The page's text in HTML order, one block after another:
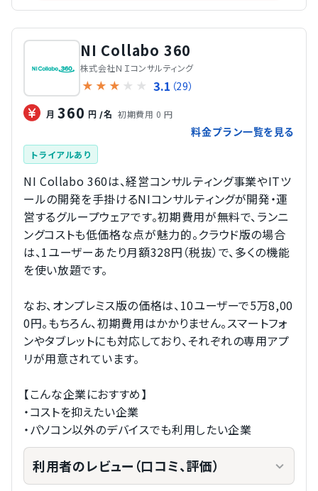
NI Collabo 360
株式会社ＮＩコンサルティング
★ ★ ★ ★ ★ 3.1 （29）
月 360 円 /名
初期費用 0 円
料金プラン一覧を見る
トライアルあり
NI Collabo 360は、経営コンサルティング事業やITツ
ールの開発を手掛けるNIコンサルティングが開発・運
営するグループウェアです。初期費用が無料で、ランニ
ングコストも低価格な点が魅力的。クラウド版の場合
は、1ユーザーあたり月額328円（税抜）で、多くの機能
を使い放題です。
なお、オンプレミス版の価格は、10ユーザーで5万8,00
0円。もちろん、初期費用はかかりません。スマートフォ
ンやタブレットにも対応しており、それぞれの専用アプ
リが用意されています。
【こんな企業におすすめ】
・コストを抑えたい企業
・パソコン以外のデバイスでも利用したい企業
利用者のレビュー（口コミ、評価）